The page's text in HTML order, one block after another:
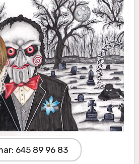
645 89 96 83